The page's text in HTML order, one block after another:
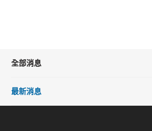
全部消息
最新消息